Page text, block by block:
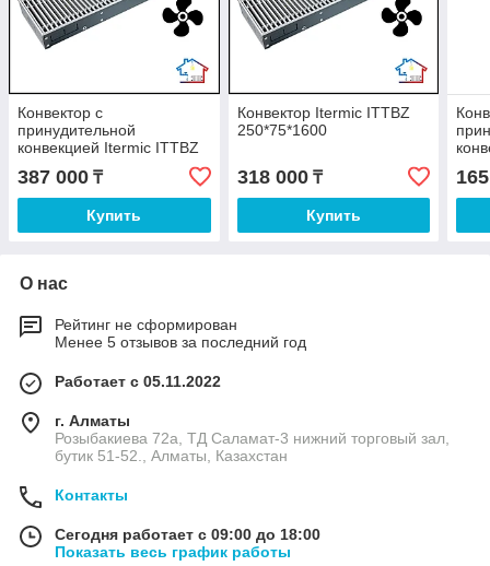
Конвектор с
принудительной
конвекцией Itermic ITTBZ
250*75*2000
387 000 ₸
Купить
Конвектор Itermic ITTBZ
250*75*1600
318 000₸
Купить
О нас
Рейтинг не сформирован
Менее 5 отзывов за последний год
Работает с 05.11.2022
г. Алматы
Розыбакиева 72а, ТД Саламат-3 нижний торговый зал,
бутик 51-52., Алматы, Казахстан
Контакты
Сегодня работает с 09:00 до 18:00
Показать весь график работы